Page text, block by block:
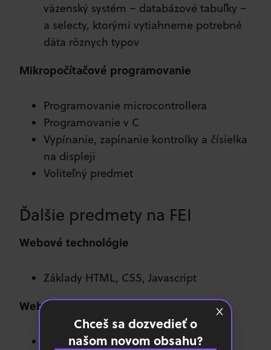
väzenský systém – databázové tabuľky –
a selecty, ktorými vytiahneme potrebné
dáta rôznych typov
Mikropočítačové programovanie
Programovanie microcontrollera
Programovanie v C
Vypínanie, zapínanie kontrolky a čísielka
na displeji
Voliteľný predmet
Ďalšie predmety na FEI
Webové technológie
Základy HTML, CSS, Javascript
Webové technológie 2
Pokročilejší frontend (HTML ,CSS)
Chceš sa dozvedieť o
našom novom obsahu?